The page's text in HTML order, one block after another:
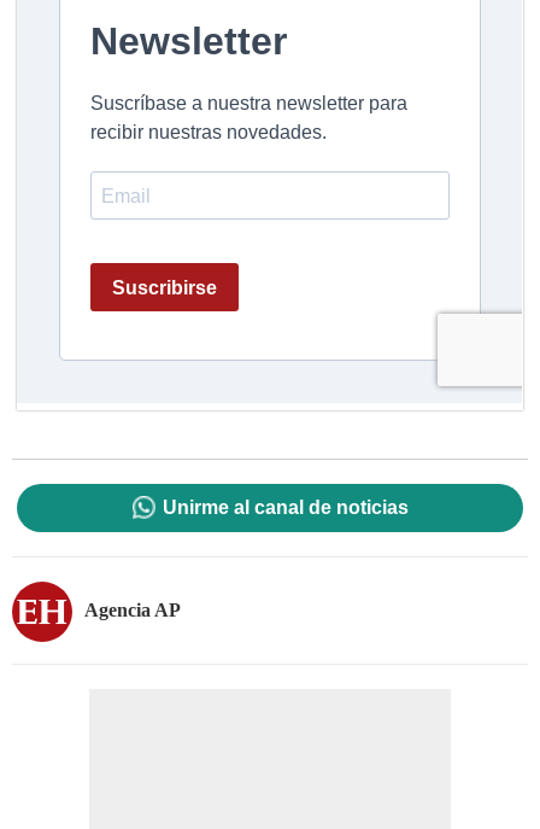
Unirme al canal de noticias
Agencia AP